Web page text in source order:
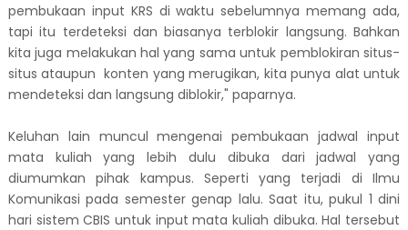
pembukaan input KRS di waktu sebelumnya memang ada,
tapi itu terdeteksi dan biasanya terblokir langsung. Bahkan
kita juga melakukan hal yang sama untuk pemblokiran situs-
situs ataupun konten yang merugikan, kita punya alat untuk
mendeteksi dan langsung diblokir," paparnya.
Keluhan lain muncul mengenai pembukaan jadwal input
mata kuliah yang lebih dulu dibuka dari jadwal yang
diumumkan pihak kampus. Seperti yang terjadi di Ilmu
Komunikasi pada semester genap lalu. Saat itu, pukul 1 dini
hari sistem CBIS untuk input mata kuliah dibuka. Hal tersebut